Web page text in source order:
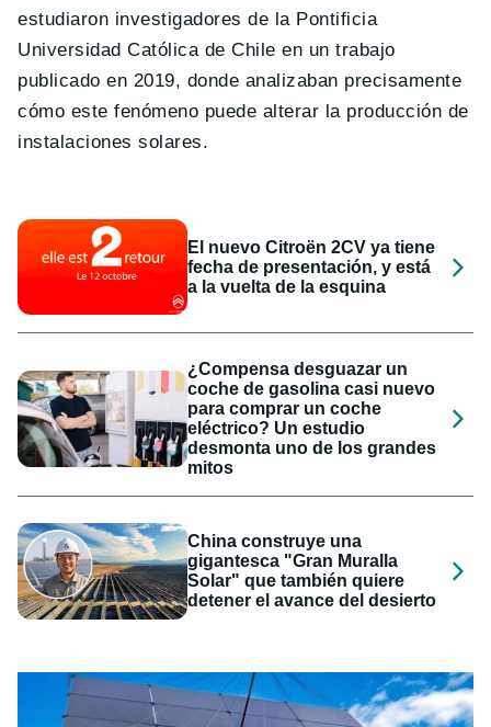
estudiaron investigadores de la Pontificia
Universidad Católica de Chile en un trabajo
publicado en 2019, donde analizaban precisamente
cómo este fenómeno puede alterar la producción de
instalaciones solares.
El nuevo Citroën 2CV ya tiene
fecha de presentación, y está
a la vuelta de la esquina
¿Compensa desguazar un
coche de gasolina casi nuevo
para comprar un coche
eléctrico? Un estudio
desmonta uno de los grandes
mitos
China construye una
gigantesca "Gran Muralla
Solar" que también quiere
detener el avance del desierto